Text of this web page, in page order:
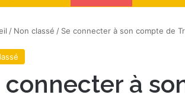
/ Non classé / Se connecter à son compte de
connecter à